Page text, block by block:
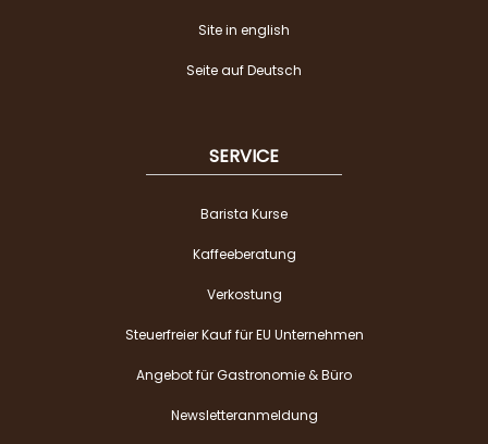
Site in english
Seite auf Deutsch
SERVICE
Barista Kurse
Kaffeeberatung
Verkostung
Steuerfreier Kauf für EU Unternehmen
Angebot für Gastronomie & Büro
Newsletteranmeldung